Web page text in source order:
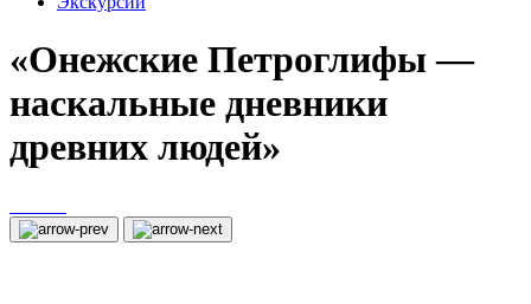
«Онежские Петроглифы —
наскальные дневники
древних людей»